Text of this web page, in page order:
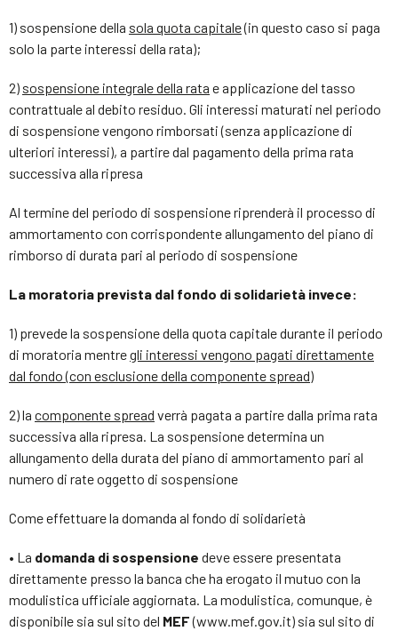
1) sospensione della sola quota capitale(in questo caso si paga
solo la parte interessi della rata);
2) sospensione integrale della rata e applicazione del tasso
contrattuale al debito residuo. Gli interessi maturati nel periodo
di sospensione vengono rimborsati (senza applicazione di
ulteriori interessi), a partire dal pagamento della prima rata
successiva alla ripresa
Al termine del periodo di sospensione riprenderà il processo di
ammortamento con corrispondente allungamento del piano di
rimborso di durata pari al periodo di sospensione
La moratoria prevista dal fondo di solidarietà invece:
1) prevede la sospensione della quota capitale durante il periodo
di moratoria mentregli interessi vengono pagati direttamente
dal fondo (con esclusione della componente spread)
2) la componente spread verrà pagata a partire dalla prima rata
successiva alla ripresa. La sospensione determina un
allungamento della durata del piano di ammortamento pari al
numero di rate oggetto di sospensione
Come effettuare la domanda al fondo di solidarietà
• La domanda di sospensione deve essere presentata
direttamente presso la banca che ha erogato il mutuo con la
modulistica ufficiale aggiornata. La modulistica, comunque, è
disponibile sia sul sito del MEF(www.mef.gov.it) sia sul sito di